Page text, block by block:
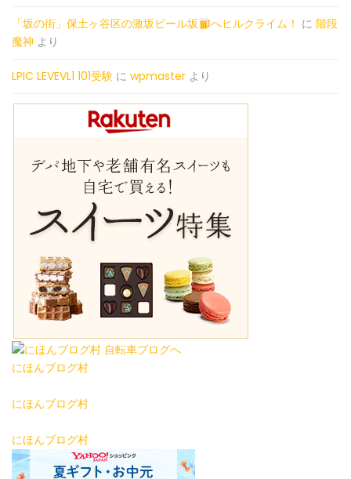
「坂の街」保土ヶ谷区の激坂ビール坂 へヒルクライム！ に 階段
魔神 より
LPIC LEVEVL1 101受験 に wpmaster より
にほんブログ村
にほんブログ村
にほんブログ村